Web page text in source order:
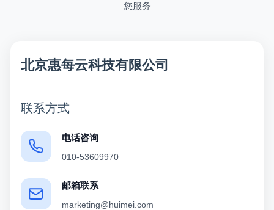
您服务
北京惠每云科技有限公司
联系方式
电话咨询
010-53609970
邮箱联系
marketing@huimei.com